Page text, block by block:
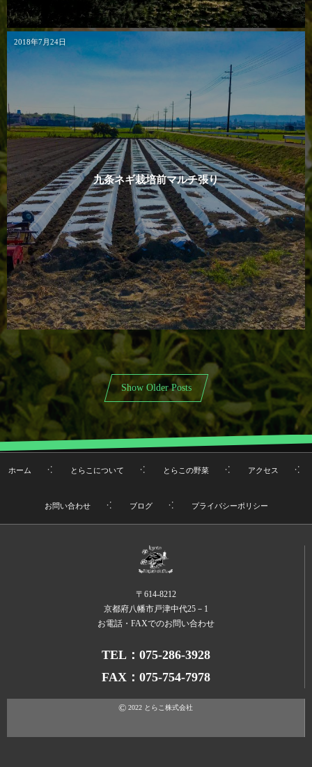
2018年7月24日
九条ネギ栽培前マルチ張り
Show Older Posts
ホーム とらこについて とらこの野菜 アクセス
お問い合わせ ブログ プライバシーポリシー
〒614-8212
京都府八幡市戸津中代25－1
お電話・FAXでのお問い合わせ
TEL：075-286-3928
FAX：075-754-7978
© 2022 とらこ株式会社